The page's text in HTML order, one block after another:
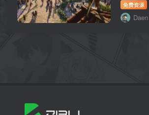
免费资源
Daen